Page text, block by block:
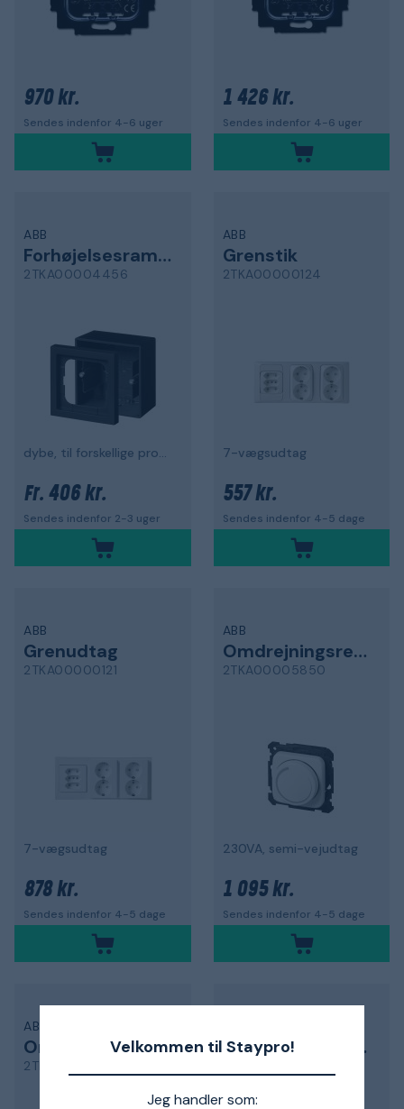
Velkommen til Staypro!
Jeg handler som:
970 kr.
Sendes indenfor 4-6 uger
1 426 kr.
Sendes indenfor 4-6 uger
ABB
Forhøjelsesramme
2TKA00004456
dybe, til forskellige produkter
Fr. 406 kr.
Sendes indenfor 2-3 uger
ABB
Grenstik
2TKA00000124
7-vægsudtag
557 kr.
Sendes indenfor 4-5 dage
ABB
Grenudtag
2TKA00000121
7-vægsudtag
878 kr.
Sendes indenfor 4-5 dage
ABB
Omdrejningsregulator
2TKA00005850
230VA, semi-vejudtag
1 095 kr.
Sendes indenfor 4-5 dage
ABB
Omdrejningsregulator
2TKA00005851
Omdrejningsregulator